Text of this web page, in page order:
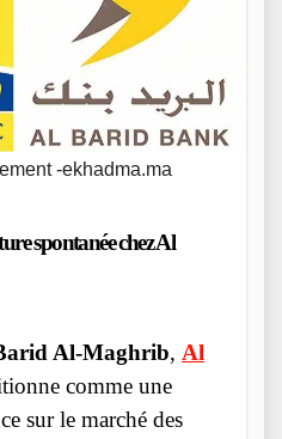
-ekhadma.ma
spontanée chez Al
Al-Maghrib, Al
comme une
sur le marché des